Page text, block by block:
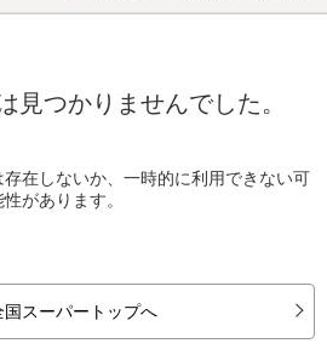
見つかりませんでした。
在しないか、一時的に利用できない可
性があります。
国スーパートップへ